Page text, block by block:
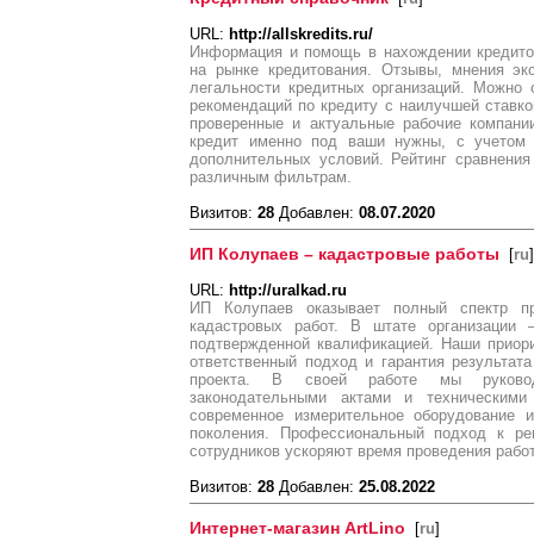
URL: http://allskredits.ru/
Информация и помощь в нахождении
на рынке кредитования. Отзывы, мнения
легальности кредитных организаций. Можно
рекомендаций по кредиту с наилучшей
проверенные и актуальные рабочие
кредит именно под ваши нужны, с учетом
дополнительных условий. Рейтинг
различным фильтрам.
Визитов: 28 Добавлен: 08.07.2020
ИП Колупаев – кадастровые работы [ru]
URL: http://uralkad.ru
ИП Колупаев оказывает полный спектр
кадастровых работ. В штате
подтвержденной квалификацией. Наши
ответственный подход и гарантия
проекта. В своей работе мы
законодательными актами и
современное измерительное оборудование
поколения. Профессиональный подход к
сотрудников ускоряют время проведения
Визитов: 28 Добавлен: 25.08.2022
Интернет-магазин ArtLino [ru]